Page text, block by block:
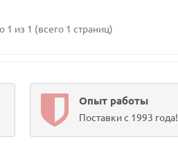
1 из 1 (всего 1 страниц)
Опыт работы
Поставки с 1993 года!